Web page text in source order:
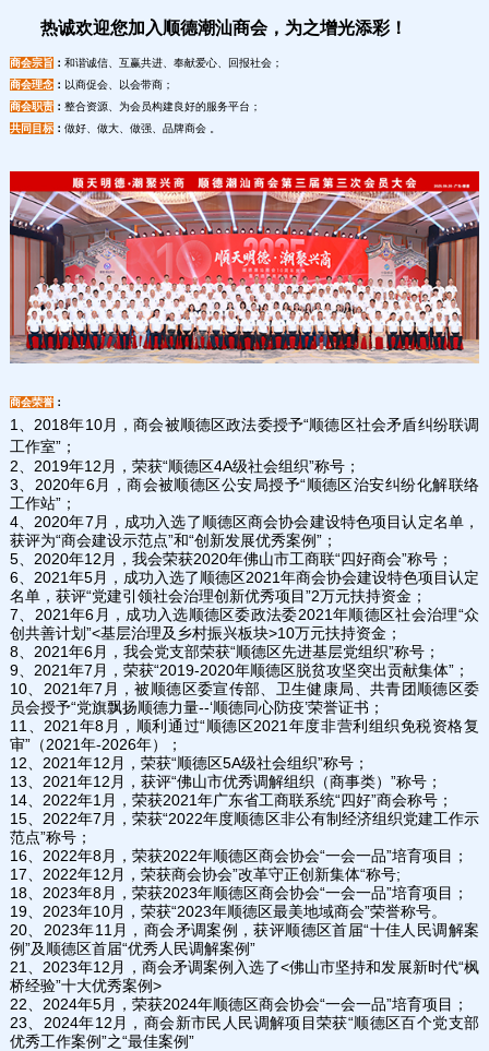
热诚欢迎您加入顺德潮汕商会，为之增光添彩！
商会宗旨 ： 和谐诚信、互赢共进、奉献爱心、回报社会；
商会理念： 以商促会、以会带商；
商会职责： 整合资源、为会员构建良好的服务平台；
共同目标： 做好、做大、做强、品牌商会 。
商会荣誉：
1、2018年10月，商会被顺德区政法委授予“顺德区社会矛盾纠纷联调
工作室”；
2、2019年12月，荣获“顺德区4A级社会组织”称号；
3、2020年6月，商会被顺德区公安局授予“顺德区治安纠纷化解联络
工作站”；
4、2020年7月，成功入选了顺德区商会协会建设特色项目认定名单，
获评为“商会建设示范点”和“创新发展优秀案例”；
5、2020年12月，我会荣获2020年佛山市工商联“四好商会”称号；
6、2021年5月，成功入选了顺德区2021年商会协会建设特色项目认定
名单，获评“党建引领社会治理创新优秀项目”2万元扶持资金；
7、2021年6月，成功入选顺德区委政法委2021年顺德区社会治理“众
创共善计划”<基层治理及乡村振兴板块>10万元扶持资金；
8、2021年6月，我会党支部荣获“顺德区先进基层党组织”称号；
9、2021年7月，荣获“2019-2020年顺德区脱贫攻坚突出贡献集体”；
10、2021年7月，被顺德区委宣传部、卫生健康局、共青团顺德区委
员会授予“党旗飘扬顺德力量--‘顺德同心防疫’荣誉证书；
11、2021年8月，顺利通过“顺德区2021年度非营利组织免税资格复
审”（2021年-2026年）；
12、2021年12月，荣获“顺德区5A级社会组织”称号；
13、2021年12月，获评“佛山市优秀调解组织（商事类）”称号；
14、2022年1月，荣获2021年广东省工商联系统“四好”商会称号；
15、2022年7月，荣获“2022年度顺德区非公有制经济组织党建工作示
范点”称号；
16、2022年8月，荣获2022年顺德区商会协会“一会一品”培育项目；
17、2022年12月，荣获商会协会”改革守正创新集体“称号;
18、2023年8月，荣获2023年顺德区商会协会“一会一品”培育项目；
19、2023年10月，荣获“2023年顺德区最美地域商会”荣誉称号。
20、2023年11月，商会矛调案例，获评顺德区首届“十佳人民调解案
例”及顺德区首届“优秀人民调解案例”
21、2023年12月，商会矛调案例入选了<佛山市坚持和发展新时代“枫
桥经验”十大优秀案例>
22、2024年5月，荣获2024年顺德区商会协会“一会一品”培育项目；
23、2024年12月， 商会新市民人民调解项目荣获“顺德区百个党支部
优秀工作案例”之“最佳案例”